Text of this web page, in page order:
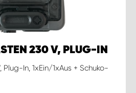
230 V, PLUG-IN
In, 1xEin/1xAus + Schuko-